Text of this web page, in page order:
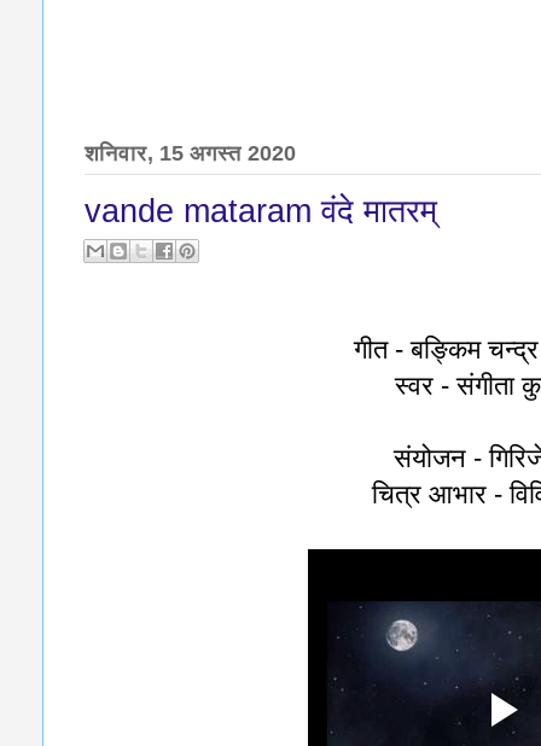
शनिवार, 15 अगस्त 2020
vande mataram वंदे मातरम्‌
गीत - बङ्किम चन्द्र
स्वर - संगीता
संयोजन -
चित्र आभार -